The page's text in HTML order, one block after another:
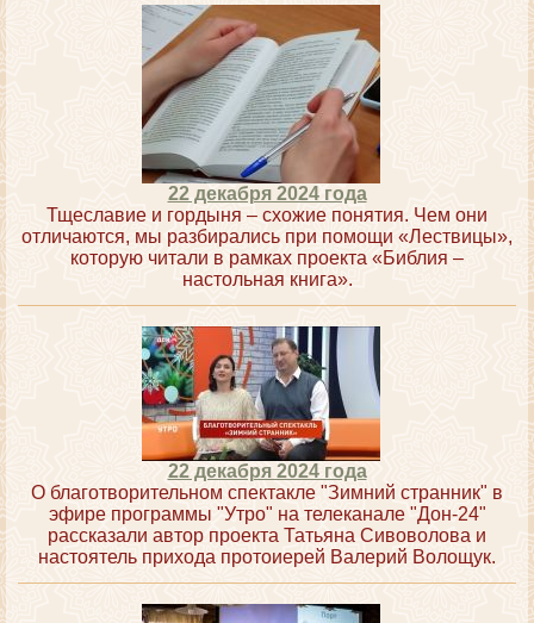
22 декабря 2024 года
Тщеславие и гордыня – схожие понятия. Чем они
отличаются, мы разбирались при помощи «Лествицы»,
которую читали в рамках проекта «Библия –
настольная книга».
22 декабря 2024 года
О благотворительном спектакле "Зимний странник" в
эфире программы "Утро" на телеканале "Дон-24"
рассказали автор проекта Татьяна Сивоволова и
настоятель прихода протоиерей Валерий Волощук.